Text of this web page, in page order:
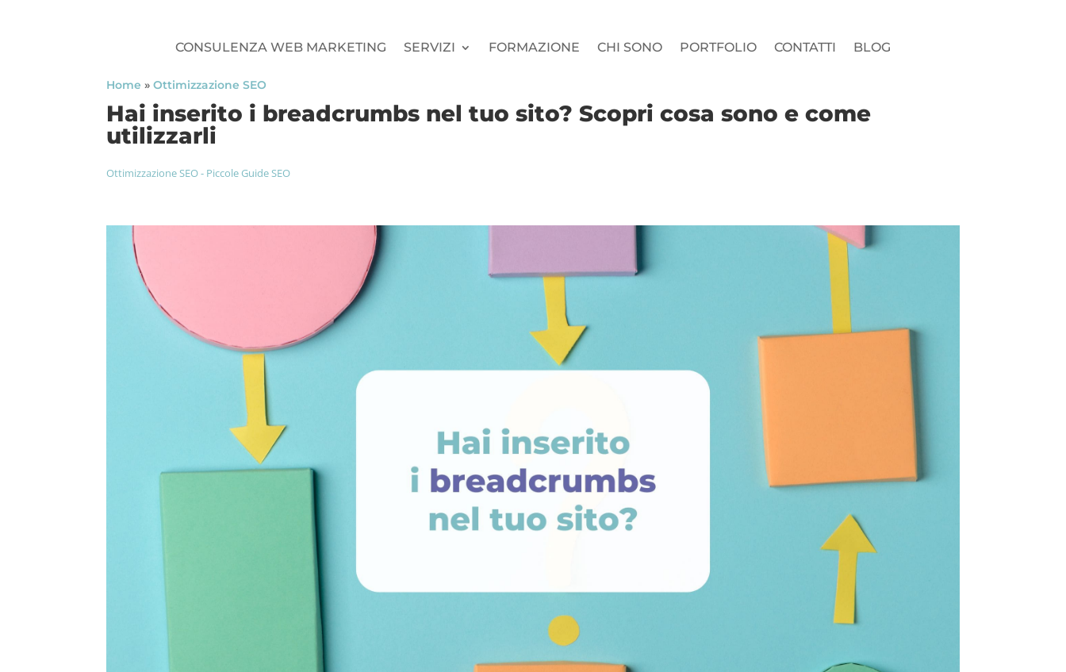
CONSULENZA WEB MARKETING SERVIZI FORMAZIONE CHI SONO PORTFOLIO CONTATTI BLOG
Home »Ottimizzazione SEO
Hai inserito i breadcrumbs nel tuo sito? Scopri cosa sono e come
utilizzarli
Ottimizzazione SEO- Piccole Guide SEO